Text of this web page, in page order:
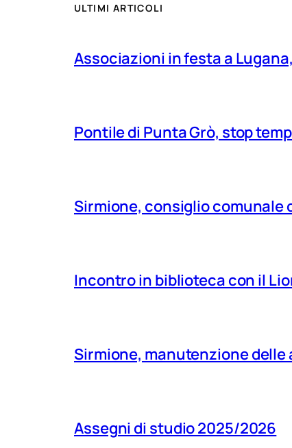
ULTIMI ARTICOLI
Associazioni in festa a
Pontile di Punta Grò, stop
Sirmione, consiglio comunale
Incontro in biblioteca con il
Sirmione, manutenzione
Assegni di studio 2025/2026